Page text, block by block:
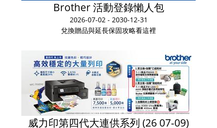
Brother 活動登錄懶人包
2026-07-02 - 2030-12-31
兌換贈品與延長保固攻略看這裡
威力印第四代大連供系列 (26 07-09)